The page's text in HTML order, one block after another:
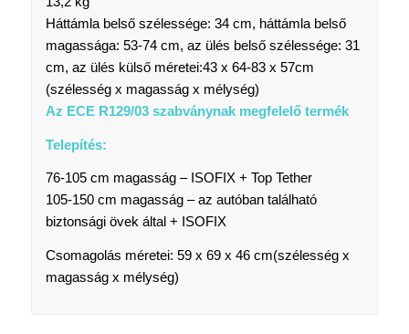
Háttámla belső szélessége: 34 cm, háttámla belső
magassága: 53-74 cm, az ülés belső szélessége: 31
cm, az ülés külső méretei:43 x 64-83 x 57cm
(szélesség x magasság x mélység)
Az ECE R129/03 szabványnak megfelelő termék
Telepítés:
76-105 cm magasság – ISOFIX + Top Tether
105-150 cm magasság – az autóban található
biztonsági övek által + ISOFIX
Csomagolás méretei: 59 x 69 x 46 cm(szélesség x
magasság x mélység)